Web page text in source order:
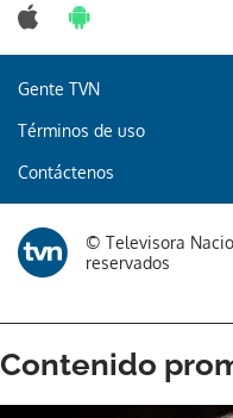
Gente TVN
Términos de uso
Contáctenos
© Televisora
reservados